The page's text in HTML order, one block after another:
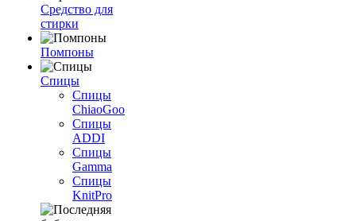
Средство для
стирки
Помпоны
Спицы
Спицы
ChiaoGoo
Спицы
ADDI
Спицы
Gamma
Спицы
KnitPro